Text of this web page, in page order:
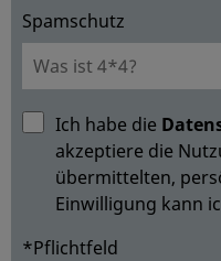
Spamschutz
Ich habe die
akzeptiere die
übermittelten,
Einwilligung kann
*Pflichtfeld